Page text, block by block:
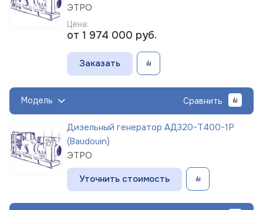
ЭТРО
Цена:
от 1 974 000 руб.
Заказать
Модель Сравнить
Дизельный генератор АД320-Т400-1Р
(Baudouin)
ЭТРО
Уточнить стоимость